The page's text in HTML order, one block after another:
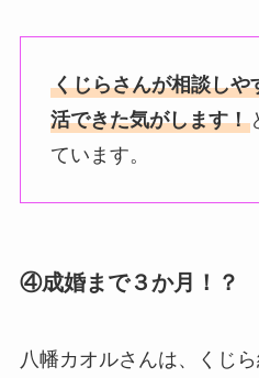
くじらさんが相談しや
活できた気がします！
ています。
④成婚まで３か月！？
八幡カオルさんは、くじ